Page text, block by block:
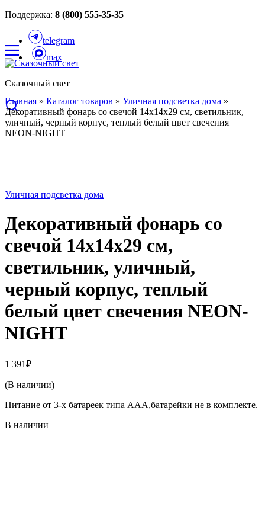
Поддержка: 8 (800) 555-35-35
telegram
max
Сказочный свет
Главная » Каталог товаров » Уличная подсветка дома »
Декоративный фонарь со свечой 14x14x29 см, светильник,
уличный, черный корпус, теплый белый цвет свечения
NEON-NIGHT
Уличная подсветка дома
Декоративный фонарь со
свечой 14x14x29 см,
светильник, уличный,
черный корпус, теплый
белый цвет свечения NEON-
NIGHT
1 391₽
(В наличии)
Питание от 3-х батареек типа AAA,батарейки не в комплекте.
В наличии